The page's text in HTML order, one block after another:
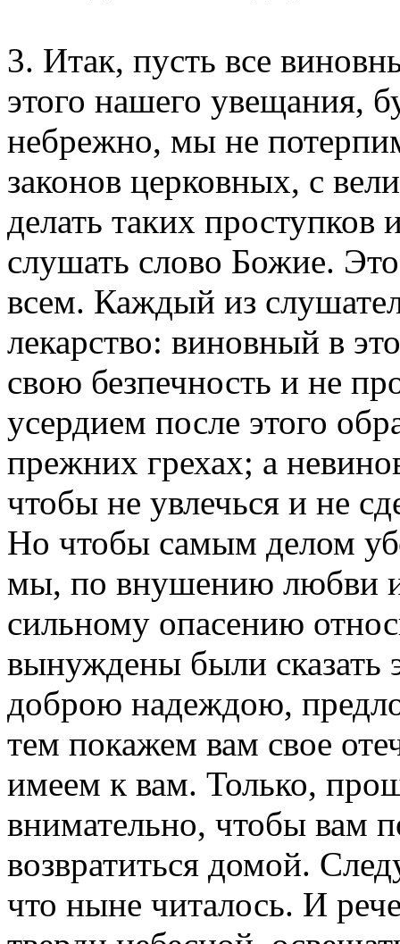
3. Итак, пусть все
этого нашего увещания,
небрежно, мы не
законов церковных, с
делать таких
слушать слово Божие.
всем. Каждый из
лекарство: виновный в
свою безпечность и не
усердием после этого
прежних грехах; а
чтобы не увлечься и не
Но чтобы самым делом
мы, по внушению любви и
сильному опасению
вынуждены были сказать
доброю надеждою,
тем покажем вам свое
имеем к вам. Только,
внимательно, чтобы вам
возвратиться домой.
что ныне читалось. И